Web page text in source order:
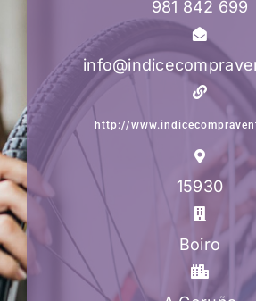
981 842 699
http://
15930
Boiro